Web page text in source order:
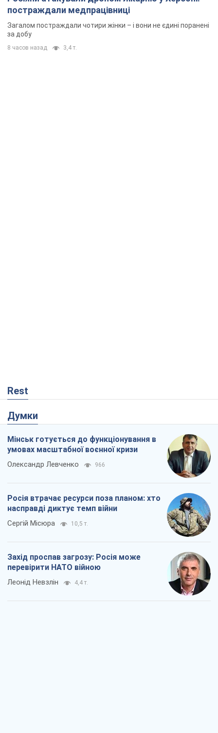
постраждали медпрацівниці
Загалом постраждали чотири жінки – і вони не єдині поранені
за добу
8 часов назад 3,4 т.
Rest
Думки
Мінськ готується до функціонування в
умовах масштабної воєнної кризи
Олександр Левченко 966
Росія втрачає ресурси поза планом: хто
насправді диктує темп війни
Сергій Місюра 10,5 т.
Захід проспав загрозу: Росія може
перевірити НАТО війною
Леонід Невзлін 4,4 т.